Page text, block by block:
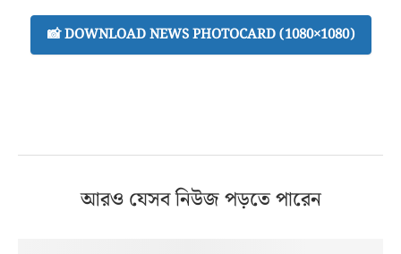
📸 DOWNLOAD NEWS PHOTOCARD (1080×1080)
আরও যেসব নিউজ পড়তে পারেন